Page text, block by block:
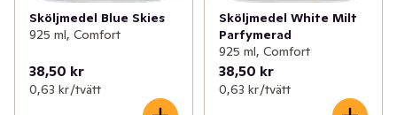
Sköljmedel Blue Skies
925 ml, Comfort
38,50 kr
0,63 kr /tvätt
Sköljmedel White Milt
Parfymerad
925 ml, Comfort
38,50 kr
0,63 kr /tvätt